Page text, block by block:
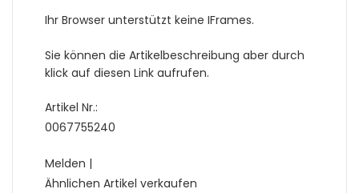
Ihr Browser unterstützt keine IFrames.
Sie können die Artikelbeschreibung aber durch
klick auf diesen Link aufrufen.
Artikel Nr.:
0067755240
Melden |
Ähnlichen Artikel verkaufen